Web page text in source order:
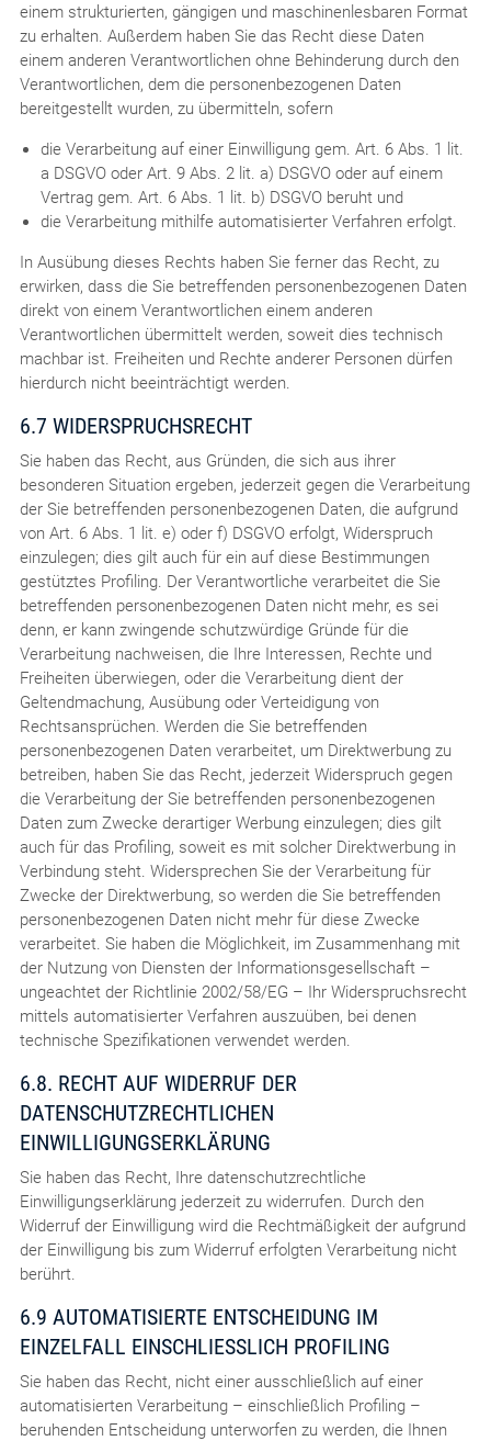
einem strukturierten, gängigen und maschinenlesbaren Format
zu erhalten. Außerdem haben Sie das Recht diese Daten
einem anderen Verantwortlichen ohne Behinderung durch den
Verantwortlichen, dem die personenbezogenen Daten
bereitgestellt wurden, zu übermitteln, sofern
die Verarbeitung auf einer Einwilligung gem. Art. 6 Abs. 1 lit.
a DSGVO oder Art. 9 Abs. 2 lit. a) DSGVO oder auf einem
Vertrag gem. Art. 6 Abs. 1 lit. b) DSGVO beruht und
die Verarbeitung mithilfe automatisierter Verfahren erfolgt.
In Ausübung dieses Rechts haben Sie ferner das Recht, zu
erwirken, dass die Sie betreffenden personenbezogenen Daten
direkt von einem Verantwortlichen einem anderen
Verantwortlichen übermittelt werden, soweit dies technisch
machbar ist. Freiheiten und Rechte anderer Personen dürfen
hierdurch nicht beeinträchtigt werden.
6.7 WIDERSPRUCHSRECHT
Sie haben das Recht, aus Gründen, die sich aus ihrer
besonderen Situation ergeben, jederzeit gegen die Verarbeitung
der Sie betreffenden personenbezogenen Daten, die aufgrund
von Art. 6 Abs. 1 lit. e) oder f) DSGVO erfolgt, Widerspruch
einzulegen; dies gilt auch für ein auf diese Bestimmungen
gestütztes Profiling. Der Verantwortliche verarbeitet die Sie
betreffenden personenbezogenen Daten nicht mehr, es sei
denn, er kann zwingende schutzwürdige Gründe für die
Verarbeitung nachweisen, die Ihre Interessen, Rechte und
Freiheiten überwiegen, oder die Verarbeitung dient der
Geltendmachung, Ausübung oder Verteidigung von
Rechtsansprüchen. Werden die Sie betreffenden
personenbezogenen Daten verarbeitet, um Direktwerbung zu
betreiben, haben Sie das Recht, jederzeit Widerspruch gegen
die Verarbeitung der Sie betreffenden personenbezogenen
Daten zum Zwecke derartiger Werbung einzulegen; dies gilt
auch für das Profiling, soweit es mit solcher Direktwerbung in
Verbindung steht. Widersprechen Sie der Verarbeitung für
Zwecke der Direktwerbung, so werden die Sie betreffenden
personenbezogenen Daten nicht mehr für diese Zwecke
verarbeitet. Sie haben die Möglichkeit, im Zusammenhang mit
der Nutzung von Diensten der Informationsgesellschaft –
ungeachtet der Richtlinie 2002/58/EG – Ihr Widerspruchsrecht
mittels automatisierter Verfahren auszuüben, bei denen
technische Spezifikationen verwendet werden.
6.8. RECHT AUF WIDERRUF DER
DATENSCHUTZRECHTLICHEN
EINWILLIGUNGSERKLÄRUNG
Sie haben das Recht, Ihre datenschutzrechtliche
Einwilligungserklärung jederzeit zu widerrufen. Durch den
Widerruf der Einwilligung wird die Rechtmäßigkeit der aufgrund
der Einwilligung bis zum Widerruf erfolgten Verarbeitung nicht
berührt.
6.9 AUTOMATISIERTE ENTSCHEIDUNG IM
EINZELFALL EINSCHLIESSLICH PROFILING
Sie haben das Recht, nicht einer ausschließlich auf einer
automatisierten Verarbeitung – einschließlich Profiling –
beruhenden Entscheidung unterworfen zu werden, die Ihnen